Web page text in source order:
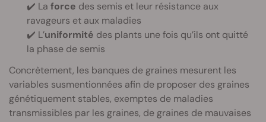
✔️ La force des semis et leur résistance aux
ravageurs et aux maladies
✔️ L’uniformité des plants une fois qu’ils ont quitté
la phase de semis
Concrètement, les banques de graines mesurent les
variables susmentionnées afin de proposer des graines
génétiquement stables, exemptes de maladies
transmissibles par les graines, de graines de mauvaises